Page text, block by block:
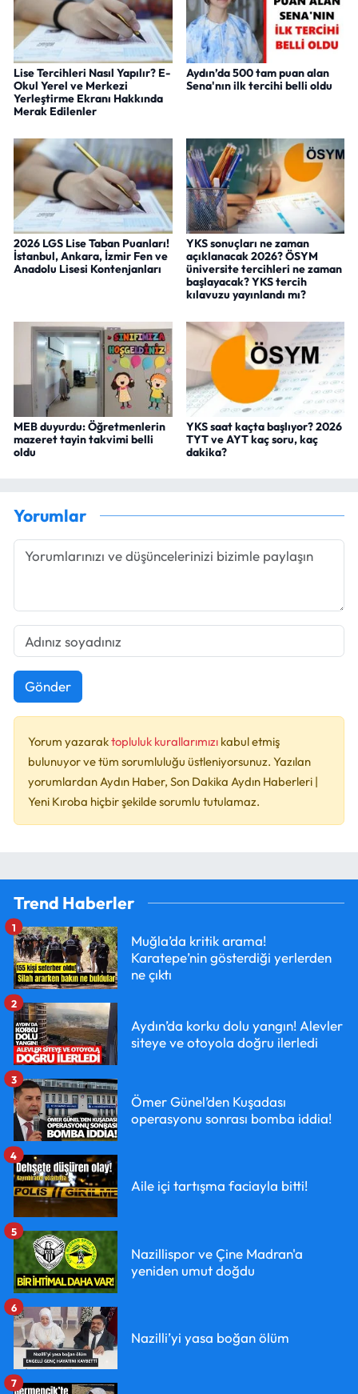
Lise Tercihleri Nasıl Yapılır? E-
Okul Yerel ve Merkezi
Yerleştirme Ekranı Hakkında
Merak Edilenler
Aydın’da 500 tam puan alan
Sena'nın ilk tercihi belli oldu
2026 LGS Lise Taban Puanları!
İstanbul, Ankara, İzmir Fen ve
Anadolu Lisesi Kontenjanları
YKS sonuçları ne zaman
açıklanacak 2026? ÖSYM
üniversite tercihleri ne zaman
başlayacak? YKS tercih
kılavuzu yayınlandı mı?
MEB duyurdu: Öğretmenlerin
mazeret tayin takvimi belli
oldu
YKS saat kaçta başlıyor? 2026
TYT ve AYT kaç soru, kaç
dakika?
Yorumlar
Gönder
Yorum yazaraktopluluk kurallarımızı kabul etmiş
bulunuyor ve tüm sorumluluğu üstleniyorsunuz. Yazılan
yorumlardan Aydın Haber, Son Dakika Aydın Haberleri |
Yeni Kıroba hiçbir şekilde sorumlu tutulamaz.
Trend Haberler
Muğla’da kritik arama!
Karatepe’nin gösterdiği yerlerden
ne çıktı
1
Aydın’da korku dolu yangın! Alevler
siteye ve otoyola doğru ilerledi
2
Ömer Günel’den Kuşadası
operasyonu sonrası bomba iddia!
3
Aile içi tartışma faciayla bitti!
4
Nazillispor ve Çine Madran'a
yeniden umut doğdu
5
Nazilli’yi yasa boğan ölüm
6
7